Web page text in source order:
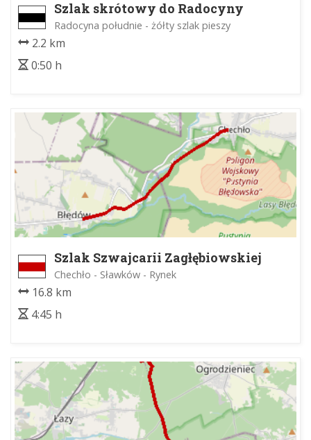
Szlak skrótowy do Radocyny
Radocyna południe - żółty szlak pieszy
2.2 km
0:50 h
Szlak Szwajcarii Zagłębiowskiej
Chechło - Sławków - Rynek
16.8 km
4:45 h